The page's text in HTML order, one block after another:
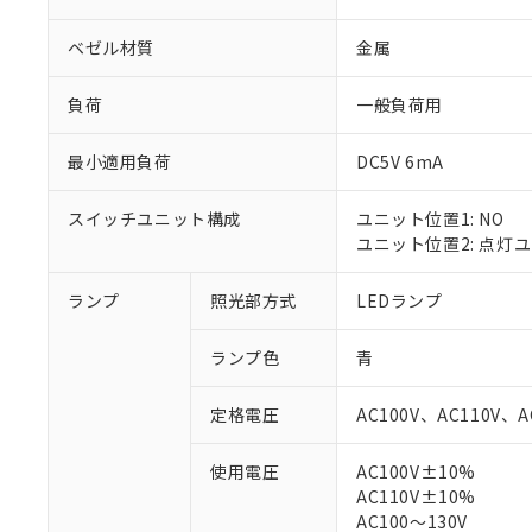
ベゼル材質 金属
負荷 一般負荷用
最小適用負荷 DC5V 6mA
スイッチユニット構成
ユニット位置1: NO
ユニット位置2: 点灯
ランプ 照光部方式 LEDランプ
ランプ色 青
定格電圧 AC100V、AC110V、
使用電圧
AC100V±10%
AC110V±10%
AC100～130V
ご利用条件
※1 対応状況
対応済み：EU
対応予定：EU
対応予定なし：
調査・確認中：
非該当品：ライセ
仕入先様の事情に
※1 中国